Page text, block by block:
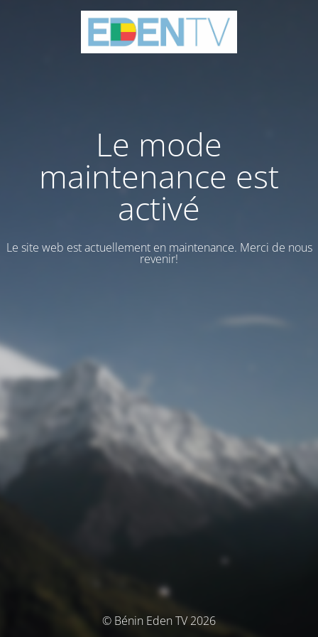
Le mode
maintenance est
activé
Le site web est actuellement en maintenance. Merci de nous
revenir!
© Bénin Eden TV 2026